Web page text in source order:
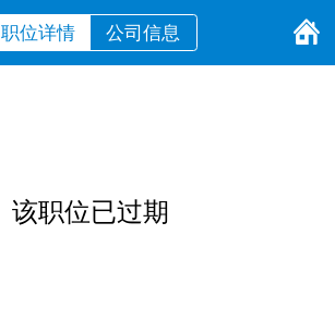
职位详情 公司信息
该职位已过期